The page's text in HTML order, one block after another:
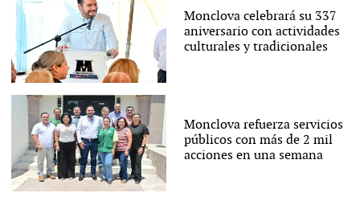
Monclova celebrará su 337
aniversario con actividades
culturales y tradicionales
Monclova refuerza servicios
públicos con más de 2 mil
acciones en una semana